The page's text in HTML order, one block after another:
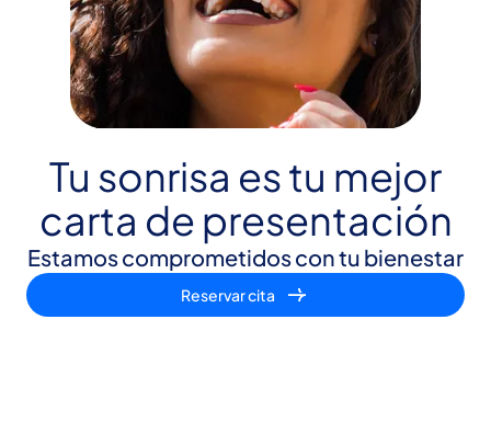
Tu sonrisa es tu mejor
carta de presentación
Estamos comprometidos con tu bienestar
Reservar cita